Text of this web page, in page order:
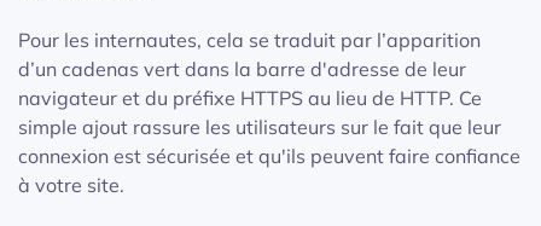
Pour les internautes, cela se traduit par l’apparition
d’un cadenas vert dans la barre d'adresse de leur
navigateur et du préfixe HTTPS au lieu de HTTP. Ce
simple ajout rassure les utilisateurs sur le fait que leur
connexion est sécurisée et qu'ils peuvent faire confiance
à votre site.